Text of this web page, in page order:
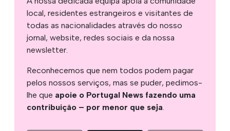
local, residentes estrangeiros e visitantes de
todas as nacionalidades através do nosso
jornal, website, redes sociais e da nossa
newsletter.
Reconhecemos que nem todos podem pagar
pelos nossos serviços, mas se puder, pedimos-
lhe que apoie o Portugal News fazendo uma
contribuição – por menor que seja